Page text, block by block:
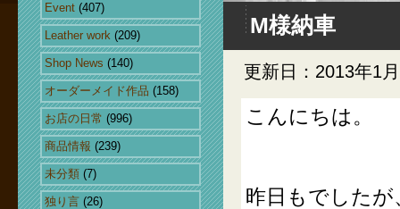
Event (407)
Leather work (209)
Shop News (140)
オーダーメイド作品 (158)
お店の日常 (996)
商品情報 (239)
未分類 (7)
独り言 (26)
M様納車
更新日：2013年1
こんにちは。
昨日もでした